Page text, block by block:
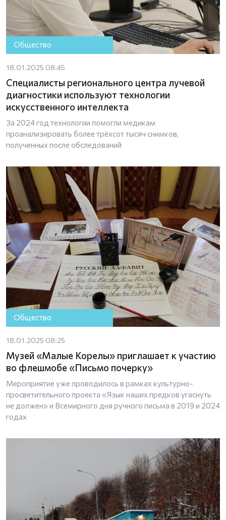
Общество
18.01.2025 08:45
Специалисты регионального центра лучевой
диагностики используют технологии
искусственного интеллекта
За 2024 год технологии помогли медикам
проанализировать более трёхсот тысяч снимков,
полученных после обследований
Общество
18.01.2025 08:25
Музей «Малые Корелы» приглашает к участию
во флешмобе «Письмо почерку»
Мероприятие уже проводилось в рамках культурно-
просветительного проекта «Язык наших предков угаснуть
не должен» и Всемирного дня ручного письма в 2019 и 2024
годах